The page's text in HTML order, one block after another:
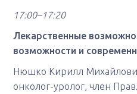
17:00–17:20
Лекарственные
возможности и
Нюшко Кирилл
онколог-уролог, член